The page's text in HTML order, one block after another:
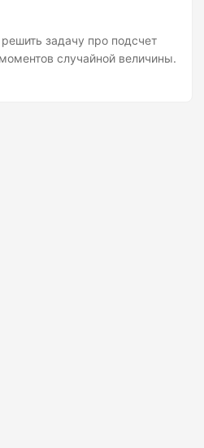
задачу про подсчет
случайной величины.